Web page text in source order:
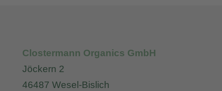
Clostermann Organics GmbH
Jöckern 2
46487 Wesel-Bislich